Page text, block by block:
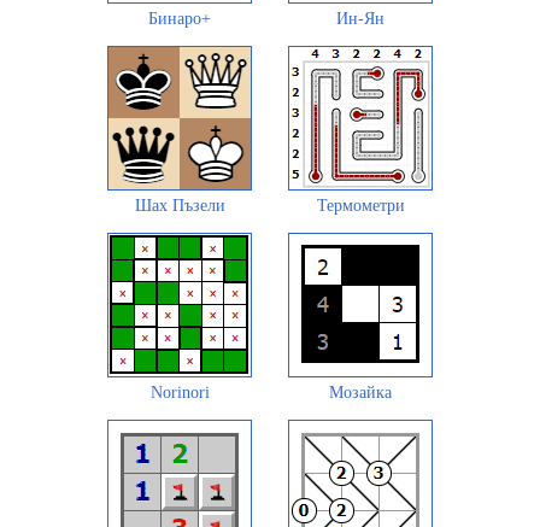
Бинаро+ Ин-Ян
Шах Пъзели Термометри
Norinori Мозайка